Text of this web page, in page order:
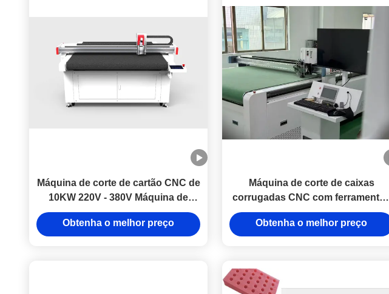
Máquina de corte de cartão CNC de
10KW 220V - 380V Máquina de
corte de cartão CNC
Obtenha o melhor preço
Máquina de corte de caixas
corrugadas CNC com ferramentas
de corte e enrolamento de faca.
Obtenha o melhor preço